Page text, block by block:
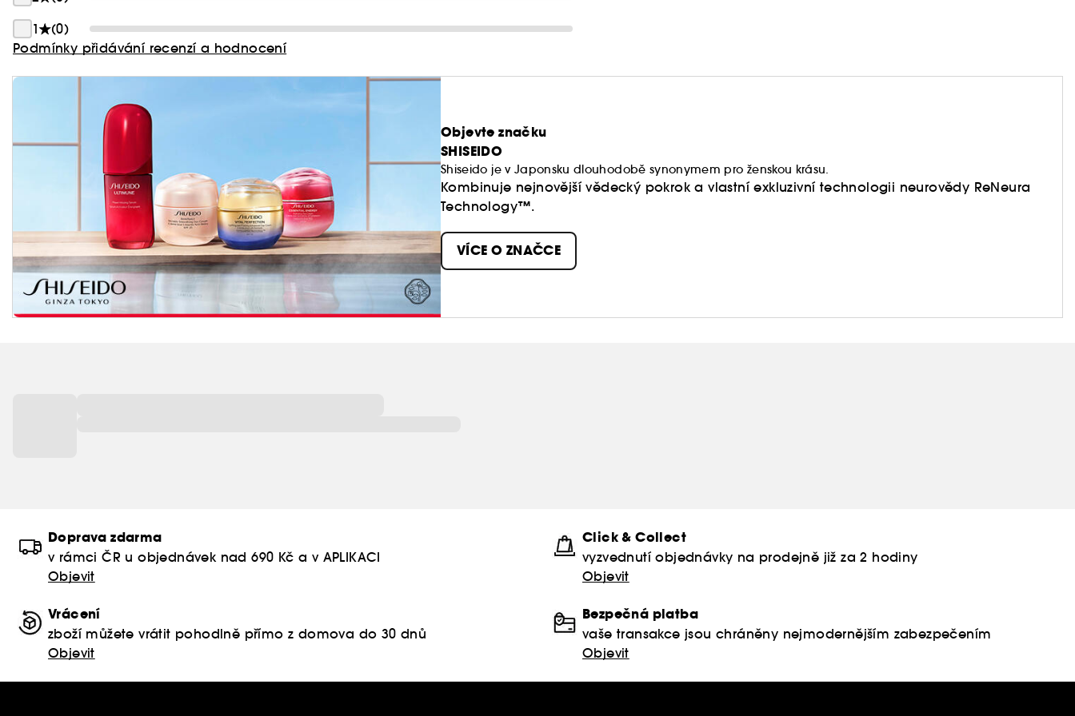
1
(0)
Podmínky přidávání recenzí a hodnocení
Objevte značku
SHISEIDO
Shiseido je v Japonsku dlouhodobě synonymem pro ženskou krásu.
Kombinuje nejnovější vědecký pokrok a vlastní exkluzivní technologii neurovědy ReNeura
Technology™.
VÍCE O ZNAČCE
Doprava zdarma
v rámci ČR u objednávek nad 690 Kč a v APLIKACI
Objevit
Click & Collect
vyzvednutí objednávky na prodejně již za 2 hodiny
Objevit
Vrácení
zboží můžete vrátit pohodlně přímo z domova do 30 dnů
Objevit
Bezpečná platba
vaše transakce jsou chráněny nejmodernějším zabezpečením
Objevit